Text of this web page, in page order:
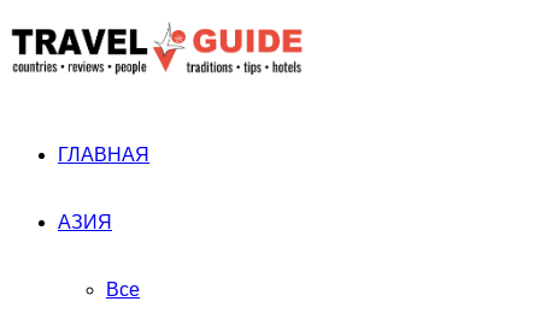
ГЛАВНАЯ
АЗИЯ
Все